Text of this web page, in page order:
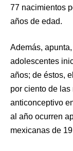
77 nacimientos
años de edad.
Además,
adolescentes
años; de éstos,
por ciento de
anticonceptivo
al año ocurren
mexicanas de